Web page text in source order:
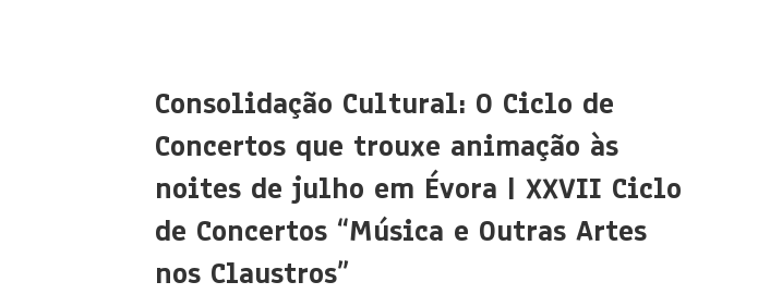
Consolidação Cultural: O Ciclo de
Concertos que trouxe animação às
noites de julho em Évora | XXVII Ciclo
de Concertos “Música e Outras Artes
nos Claustros”